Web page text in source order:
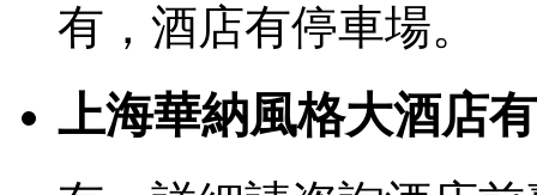
有，酒店有停車場。
上海華納風格大酒店